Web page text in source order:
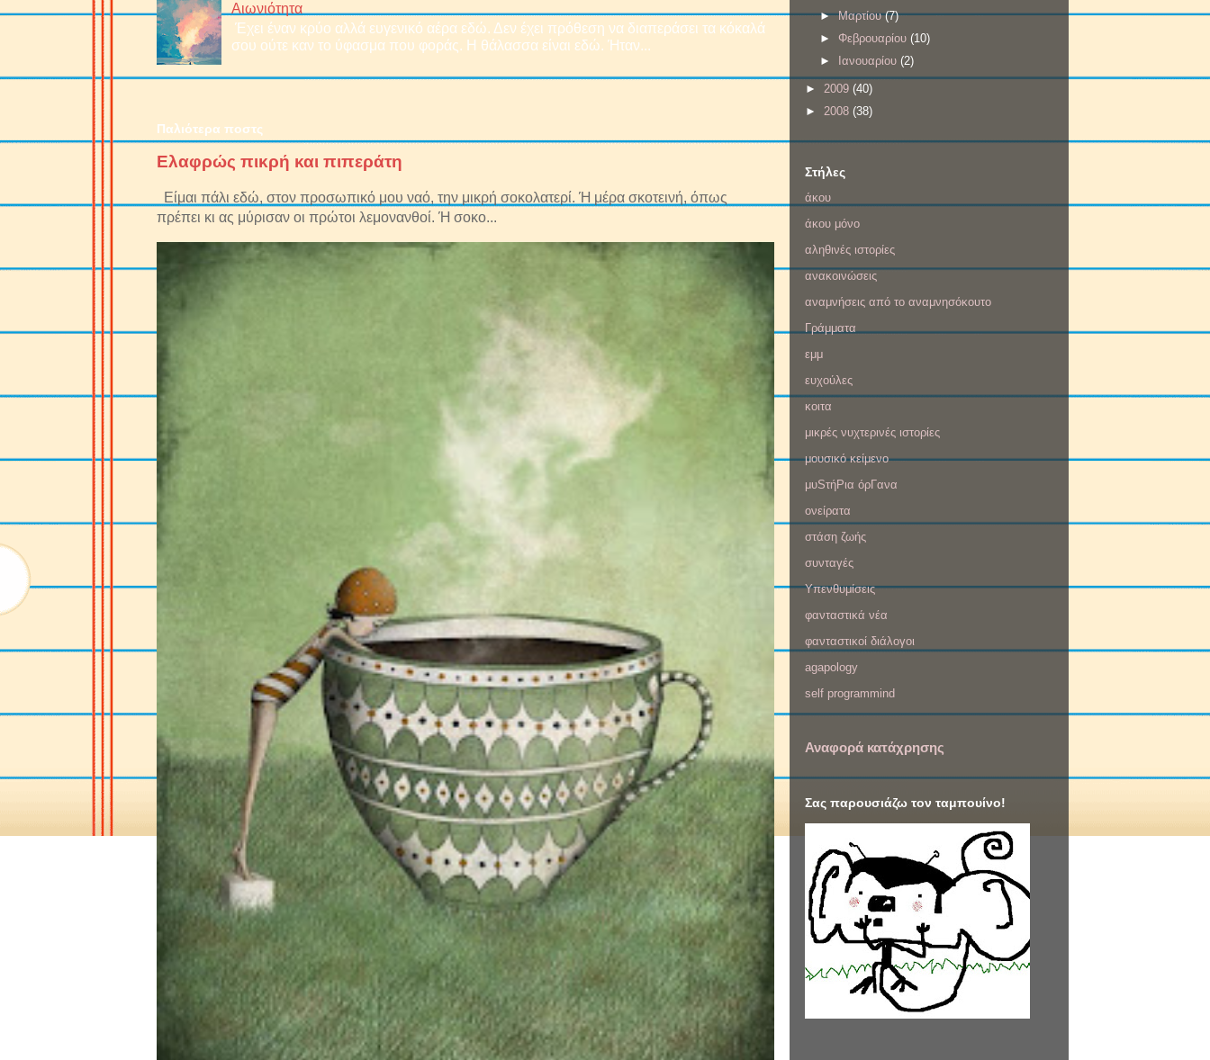
Αιωνιότητα
Έχει έναν κρύο αλλά ευγενικό αέρα εδώ. Δεν έχει πρόθεση να διαπεράσει τα κόκαλά
σου ούτε καν το ύφασμα που φοράς. Η θάλασσα είναι εδώ. Ήταν...
Παλιότερα ποστς
Ελαφρώς πικρή και πιπεράτη
Είμαι πάλι εδώ, στον προσωπικό μου ναό, την μικρή σοκολατερί. Ή μέρα σκοτεινή, όπως
πρέπει κι ας μύρισαν οι πρώτοι λεμονανθοί. Ή σοκο...
►Μαρτίου(7)
► Φεβρουαρίου (10)
►
Ιανουαρίου (2)
► 2009 (40)
► 2008 (38)
Στήλες
άκου
άκου μόνο
αληθινές ιστορίες
ανακοινώσεις
αναμνήσεις από το αναμνησόκουτο
Γράμματα
εμμ
ευχούλες
κοιτα
μικρές νυχτερινές ιστορίες
μουσικό κείμενο
μυSτήΡια όρΓανα
ονείρατα
στάση ζωής
συνταγές
Υπενθυμίσεις
φανταστικά νέα
φανταστικοί διάλογοι
agapology
self programmind
Αναφορά κατάχρησης
Σας παρουσιάζω τον ταμπουίνο!